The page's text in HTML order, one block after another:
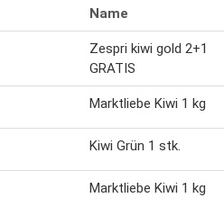
Name
Zespri kiwi gold 2+1
GRATIS
Marktliebe Kiwi 1 kg
Kiwi Grün 1 stk.
Marktliebe Kiwi 1 kg